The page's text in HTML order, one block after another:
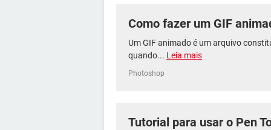
Como fazer um GIF
Um GIF animado é um arquivo
quando... Leia mais
Photoshop
Tutorial para usar o Pen